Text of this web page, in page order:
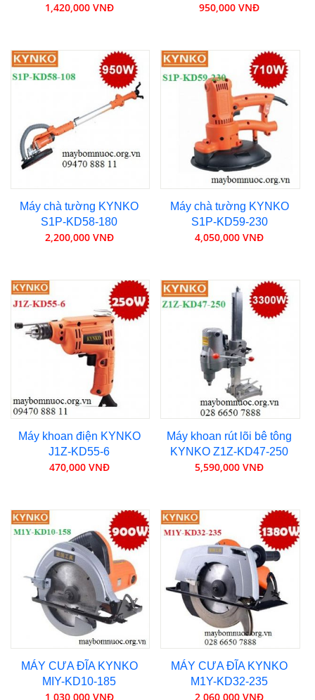
1,420,000 VNĐ 950,000 VNĐ
Máy chà tường KYNKO
S1P-KD58-180
2,200,000 VNĐ
Máy chà tường KYNKO
S1P-KD59-230
4,050,000 VNĐ
Máy khoan điện KYNKO
J1Z-KD55-6
470,000 VNĐ
Máy khoan rút lõi bê tông
KYNKO Z1Z-KD47-250
5,590,000 VNĐ
MÁY CƯA ĐĨA KYNKO
MIY-KD10-185
1,030,000 VNĐ
MÁY CƯA ĐĨA KYNKO
M1Y-KD32-235
2,060,000 VNĐ